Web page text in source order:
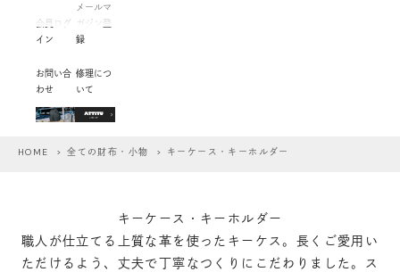
会員ログ
イン
メールマ
ガジン登
録
お問い合
わせ
修理につ
いて
HOME >全ての財布・小物 > キーケース・キーホルダー
キーケース・キーホルダー
職人が仕立てる上質な革を使ったキーケス。長くご愛用い
ただけるよう、丈夫で丁寧なつくりにこだわりました。ス